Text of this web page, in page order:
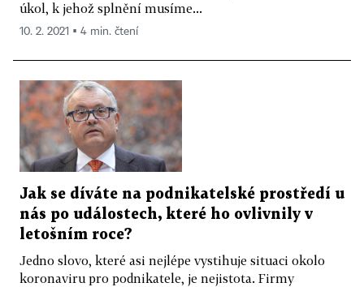
úkol, k jehož splnění musíme...
10. 2. 2021 ▪ 4 min. čtení
Jak se díváte na podnikatelské prostředí u
nás po událostech, které ho ovlivnily v
letošním roce?
Jedno slovo, které asi nejlépe vystihuje situaci okolo
koronaviru pro podnikatele, je nejistota. Firmy